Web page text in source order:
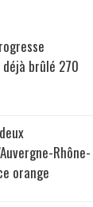
brûlé 270
Rhône-
orange